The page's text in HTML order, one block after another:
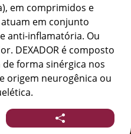
em comprimidos e
em conjunto
anti-inflamatória. Ou
DEXADOR é composto
forma sinérgica nos
origem neurogênica ou